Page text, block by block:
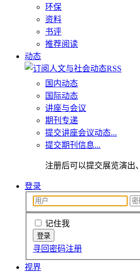
环保
资料
书评
推荐阅读
动态
国内动态
国际动态
讲座与会议
期刊专递
提交讲座会议动态...
提交期刊信息...
注册后可以提交展览演出
登录
记住我
寻回密码注册
视界